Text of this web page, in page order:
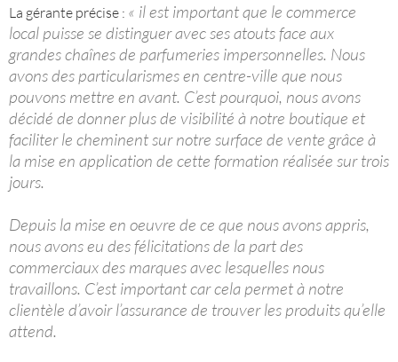
La gérante précise : « il est important que le commerce
local puisse se distinguer avec ses atouts face aux
grandes chaînes de parfumeries impersonnelles. Nous
avons des particularismes en centre-ville que nous
pouvons mettre en avant. C’est pourquoi, nous avons
décidé de donner plus de visibilité à notre boutique et
faciliter le cheminent sur notre surface de vente grâce à
la mise en application de cette formation réalisée sur trois
jours.
Depuis la mise en oeuvre de ce que nous avons appris,
nous avons eu des félicitations de la part des
commerciaux des marques avec lesquelles nous
travaillons. C’est important car cela permet à notre
clientèle d’avoir l’assurance de trouver les produits qu’elle
attend.